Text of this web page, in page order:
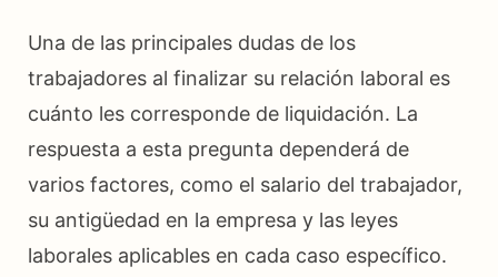
Una de las principales dudas de los
trabajadores al finalizar su relación laboral es
cuánto les corresponde de liquidación. La
respuesta a esta pregunta dependerá de
varios factores, como el salario del trabajador,
su antigüedad en la empresa y las leyes
laborales aplicables en cada caso específico.